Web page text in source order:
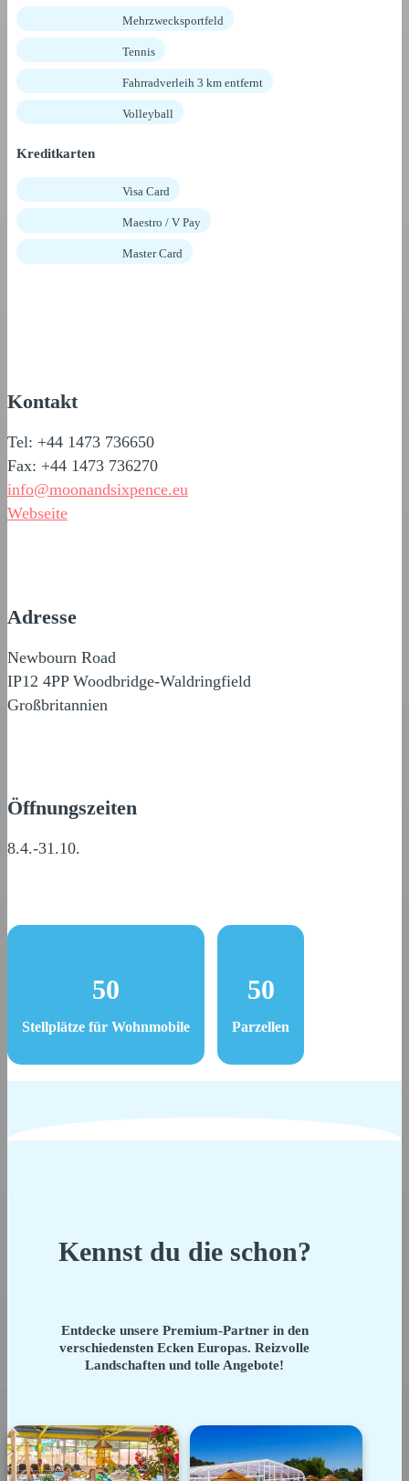
Mehrzwecksportfeld
Tennis
Fahrradverleih 3 km entfernt
Volleyball
Kreditkarten
Visa Card
Maestro / V Pay
Master Card
Kontakt
Tel: +44 1473 736650
Fax: +44 1473 736270
info@moonandsixpence.eu
Webseite
Adresse
Newbourn Road
IP12 4PP Woodbridge-Waldringfield
Großbritannien
Öffnungszeiten
8.4.-31.10.
50
Stellplätze für Wohnmobile
50
Parzellen
Kennst du die schon?
Entdecke unsere Premium-Partner in den
verschiedensten Ecken Europas. Reizvolle
Landschaften und tolle Angebote!